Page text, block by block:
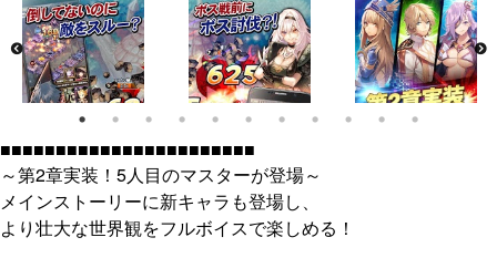
■■■■■■■■■■■■■■■■■■■■■■■
～第2章実装！5人目のマスターが登場～
メインストーリーに新キャラも登場し、
より壮大な世界観をフルボイスで楽しめる！